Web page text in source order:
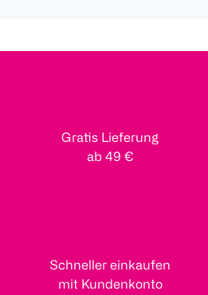
Gratis Lieferung
ab 49 €
Schneller einkaufen
mit Kundenkonto